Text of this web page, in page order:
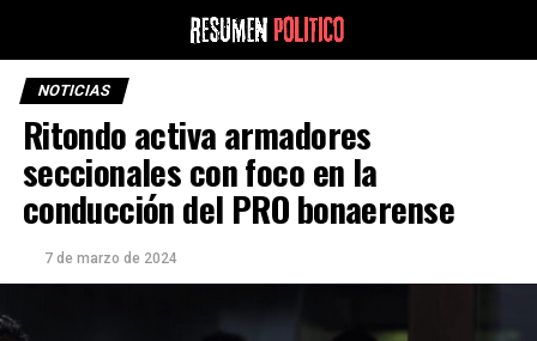
NOTICIAS
Ritondo activa armadores
seccionales con foco en la
conducción del PRO bonaerense
7 de marzo de 2024